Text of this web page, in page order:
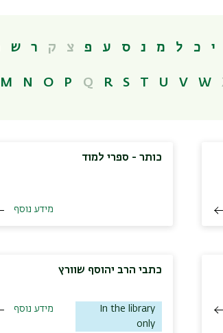
י כ ל מ נ ס ע פ צ ק ר ש
M N O P Q R S T U V W
כותר - ספרי למוד
מידע נוסף
כתבי הרב יהוסף שוורץ
In the library
only
מידע נוסף